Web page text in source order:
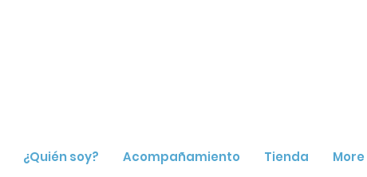
¿Quién soy? Acompañamiento Tienda More